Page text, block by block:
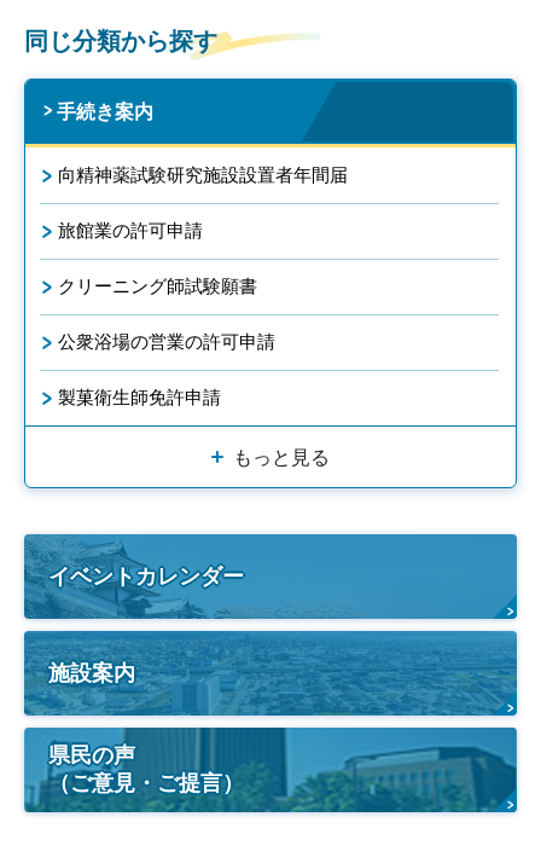
同じ分類から探す
手続き案内
向精神薬試験研究施設設置者年間届
旅館業の許可申請
クリーニング師試験願書
公衆浴場の営業の許可申請
製菓衛生師免許申請
もっと見る
イベントカレンダー
施設案内
県民の声
（ご意見・ご提言）